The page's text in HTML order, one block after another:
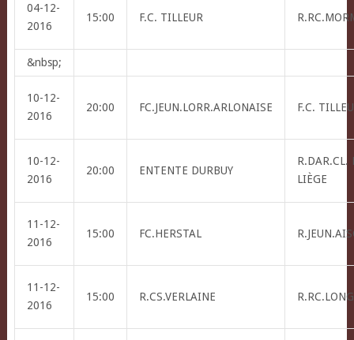
04-12-
2016
15:00 F.C. TILLEUR
&nbsp;
10-12-
2016
20:00 FC.JEUN.LORR.ARLONAISE F.C.
10-12-
2016
20:00 ENTENTE DURBUY
R.DAR.CL.
LIÈGE
11-12-
2016
15:00 FC.HERSTAL
11-12-
2016
15:00 R.CS.VERLAINE